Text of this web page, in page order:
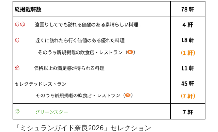
「ミシュランガイド奈良2026」セレクション